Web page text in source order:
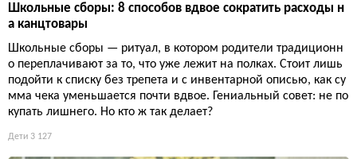
Школьные сборы: 8 способов вдвое сократить расходы н
а канцтовары
Школьные сборы — ритуал, в котором родители традиционн
о переплачивают за то, что уже лежит на полках. Стоит лишь
подойти к списку без трепета и с инвентарной описью, как су
мма чека уменьшается почти вдвое. Гениальный совет: не по
купать лишнего. Но кто ж так делает?
Дети 3 127